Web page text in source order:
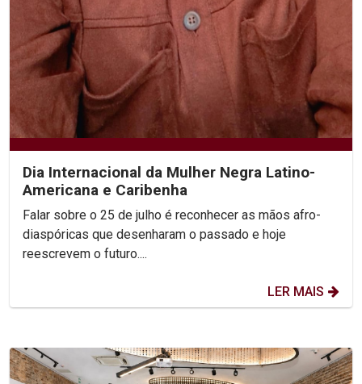
Dia Internacional da Mulher Negra Latino-
Americana e Caribenha
Falar sobre o 25 de julho é reconhecer as mãos afro-
diaspóricas que desenharam o passado e hoje
reescrevem o futuro....
LER MAIS